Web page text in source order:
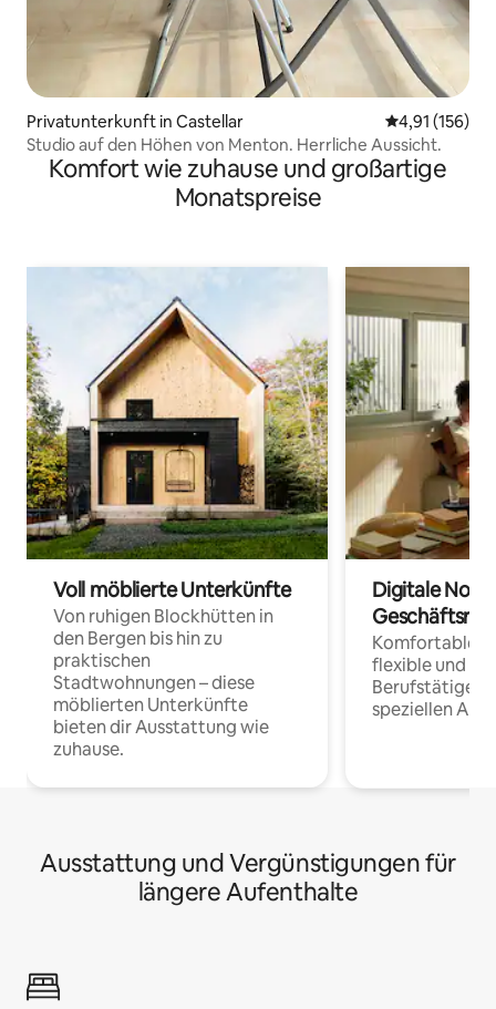
Privatunterkunft in Castellar
4,91 (156)
Studio auf den Höhen von Menton. Herrliche Aussicht.
Komfort wie zuhause und großartige
Monatspreise
Voll möblierte Unterkünfte
Von ruhigen Blockhütten in
den Bergen bis hin zu
praktischen
Stadtwohnungen – diese
möblierten Unterkünfte
bieten dir Ausstattung wie
zuhause.
Digitale
Komfortable
flexible und
Berufstätige
speziellen
Ausstattung und Vergünstigungen für
längere Aufenthalte